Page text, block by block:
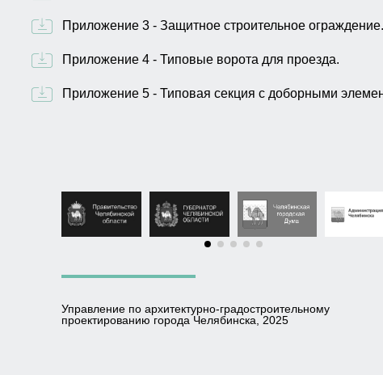
Приложение 3 - Защитное строительное
Приложение 4 - Типовые ворота для проезда.
Приложение 5 - Типовая секция с доборными
Управление по архитектурно-градостроительному
проектированию города Челябинска, 2025